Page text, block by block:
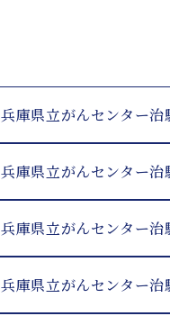
兵庫県立がんセンター
兵庫県立がんセンター
兵庫県立がんセンター
兵庫県立がんセンター